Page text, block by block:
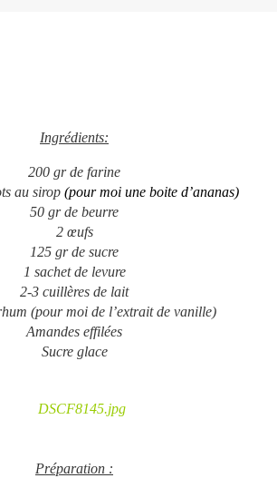
Ingrédients:
200 gr de farine
au sirop (pour moi une boite d’ananas)
50 gr de beurre
2 œufs
125 gr de sucre
1 sachet de levure
2-3 cuillères de lait
(pour moi de l’extrait de vanille)
Amandes effilées
Sucre glace
Préparation :